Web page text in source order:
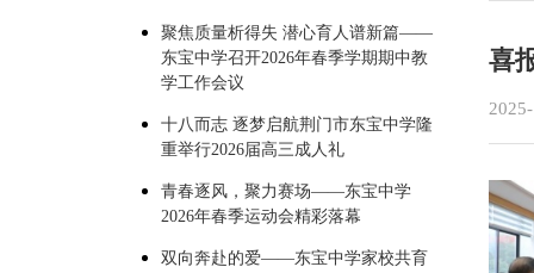
聚焦质量析得失 潜心育人谱新篇——
东宝中学召开2026年春季学期期中教
学工作会议
十八而志 逐梦启航荆门市东宝中学隆
重举行2026届高三成人礼
青春逐风，聚力赛场——东宝中学
2026年春季运动会精彩落幕
双向奔赴的爱——东宝中学家校共育
喜